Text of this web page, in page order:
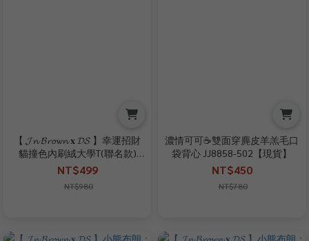
【 𝓙𝓷 𝓑𝓻𝓸𝔀𝓷 𝐱 𝓓𝓢 】幸運招財
貓撞色內刷絨大學T(聯名款)
【現貨】
NT$499
NT$980
濃情可可☕雙面穿麂皮羊羔毛口
袋背心 JJ8858-502【現貨】
NT$450
NT$780